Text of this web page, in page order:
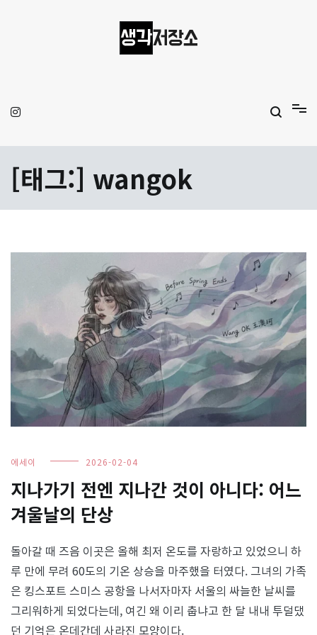
[태그:] wangok
에세이 2026-02-04
지나가기 전엔 지나간 것이 아니다: 어느
겨울날의 단상
돌아갈 때 즈음 이곳은 올해 최저 온도를 자랑하고 있었으니 하
루 만에 무려 60도의 기온 상승을 마주했을 터였다. 그녀의 가족
은 킹스포트 스미스 공항을 나서자마자 서울의 싸늘한 날씨를
그리워하게 되었다는데, 여긴 왜 이리 춥냐고 한 달 내내 투덜댔
던 기억은 온데간데 사라진 모양이다.